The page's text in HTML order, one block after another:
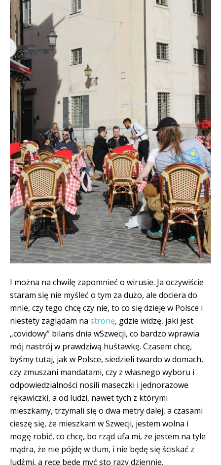
I można na chwilę zapomnieć o wirusie. Ja oczywiście
staram się nie myśleć o tym za dużo, ale dociera do
mnie, czy tego chcę czy nie, to co się dzieje w Polsce i
niestety zaglądam na stronę, gdzie widzę, jaki jest
„covidowy” bilans dnia wSzwecji, co bardzo wprawia
mój nastrój w prawdziwą huśtawkę. Czasem chcę,
byśmy tutaj, jak w Polsce, siedzieli twardo w domach,
czy zmuszani mandatami, czy z własnego wyboru i
odpowiedzialności nosili maseczki i jednorazowe
rękawiczki, a od ludzi, nawet tych z którymi
mieszkamy, trzymali się o dwa metry dalej, a czasami
cieszę się, że mieszkam w Szwecji, jestem wolna i
mogę robić, co chcę, bo rząd ufa mi, że jestem na tyle
mądra, że nie pójdę w tłum, i nie będę się ściskać z
ludźmi, a ręce będę myć sto razy dziennie.